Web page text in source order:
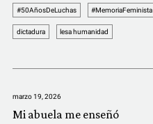
#50AñosDeLuchas #MemoriaFeminista
dictadura lesa humanidad
marzo 19, 2026
Mi abuela me enseñó